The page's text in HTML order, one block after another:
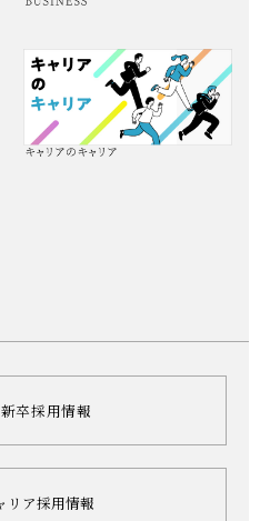
卒採用情報
リア採用情報